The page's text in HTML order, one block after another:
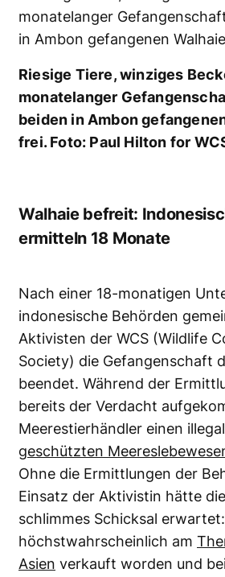
Riesige Tiere, winziges
monatelanger
beiden in Ambon
frei. Foto: Paul Hilton for
Walhaie befreit:
ermitteln 18 Monate
Nach einer 18-monatigen
indonesische Behörden
Aktivisten der WCS (Wildlife
Society) die Gefangenschaft
beendet. Während der
bereits der Verdacht
Meerestierhändler einen
geschützten
Ohne die Ermittlungen der
Einsatz der Aktivistin hätte
schlimmes Schicksal
höchstwahrscheinlich am
Asien verkauft worden und